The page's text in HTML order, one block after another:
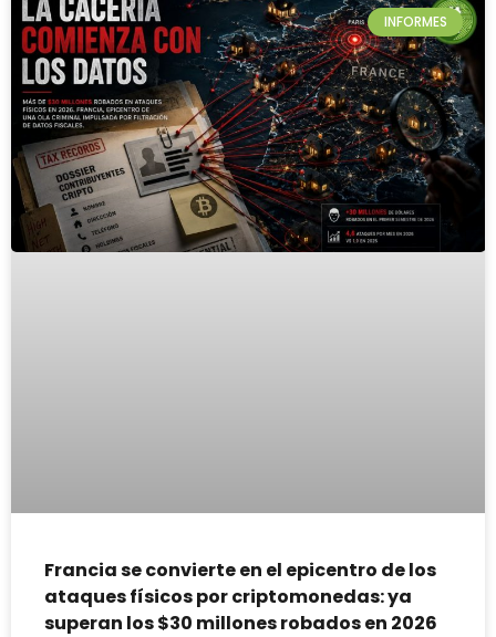
INFORMES
Francia se convierte en el epicentro de los
ataques físicos por criptomonedas: ya
superan los $30 millones robados en 2026